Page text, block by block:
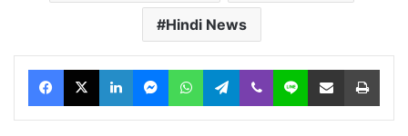
Hindi News
Facebook
X LinkedInMessengerWhatsAppTelegram
Viber Line Share via Email Print